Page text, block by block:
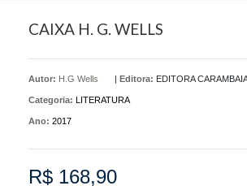
CAIXA H. G. WELLS
Autor: H.G Wells | Editora: EDITORA
Categoria: LITERATURA
Ano: 2017
R$ 168,90